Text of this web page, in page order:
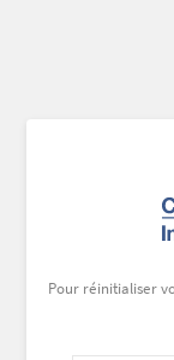
Pour réinitialiser